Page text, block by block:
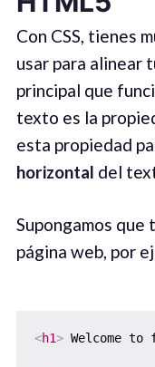
Con CSS, tienes
usar para alinear
principal que
texto es la
esta propiedad
horizontal del
Supongamos
página web, por
<h1> Welcome to